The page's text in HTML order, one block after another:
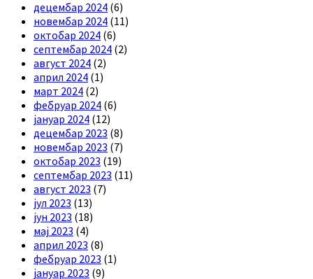
децембар 2024 (6)
новембар 2024 (11)
октобар 2024 (6)
септембар 2024 (2)
август 2024 (2)
април 2024 (1)
март 2024 (2)
фебруар 2024 (6)
јануар 2024 (12)
децембар 2023 (8)
новембар 2023 (7)
октобар 2023 (19)
септембар 2023 (11)
август 2023 (7)
јул 2023 (13)
јун 2023 (18)
мај 2023 (4)
април 2023 (8)
фебруар 2023 (1)
јануар 2023 (9)